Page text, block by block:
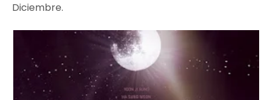
Diciembre.